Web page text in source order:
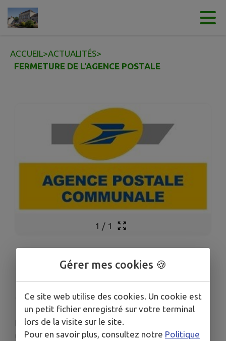
Contenu
ACCUEIL>ACTUALITÉS>
FERMETURE DE L'AGENCE POSTALE
1 / 1
FERMETURE DE L'AGENCE
POSTALE
Publié le lundi 01 décembre 2025 - Avezé
L'agence postale est actuellement fermée pour
une durée indéterminée.
Gérer mes cookies 🍪
Ce site web utilise des cookies. Un cookie est
un petit fichier enregistré sur votre terminal
lors de la visite sur le site.
Pour en savoir plus, consultez notre Politique